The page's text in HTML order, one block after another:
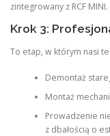
zintegrowany z RCF MINI.
Krok 3:
To etap, w którym nasi
Demontaż
Montaż
Prowadzenie
z dbałością o